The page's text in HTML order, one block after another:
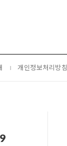
개인정보처리방침